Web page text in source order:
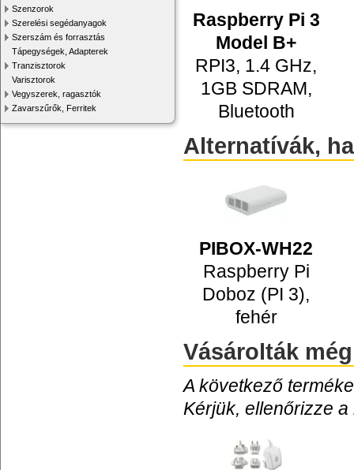
Szenzorok
Szerelési segédanyagok
Szerszám és forrasztás
Tápegységek, Adapterek
Tranzisztorok
Varisztorok
Vegyszerek, ragasztók
Zavarszűrők, Ferritek
Raspberry Pi 3
Model B+
RPI3, 1.4 GHz,
1GB SDRAM,
Bluetooth
Alternatívák,
PIBOX-WH22
Raspberry Pi
Doboz (PI 3),
fehér
Vásárolták még
A következő
Kérjük, ellenőrizze